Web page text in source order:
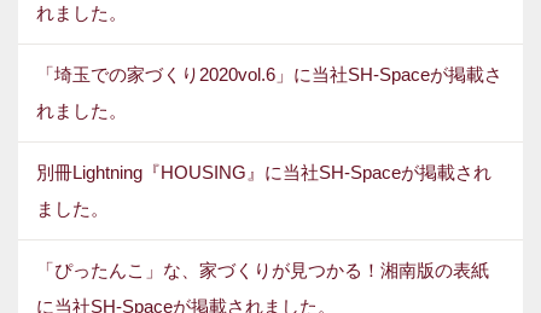
れました。
「埼玉での家づくり2020vol.6」に当社SH-Spaceが掲載さ
れました。
別冊Lightning『HOUSING』に当社SH-Spaceが掲載され
ました。
「ぴったんこ」な、家づくりが見つかる！湘南版の表紙
に当社SH-Spaceが掲載されました。